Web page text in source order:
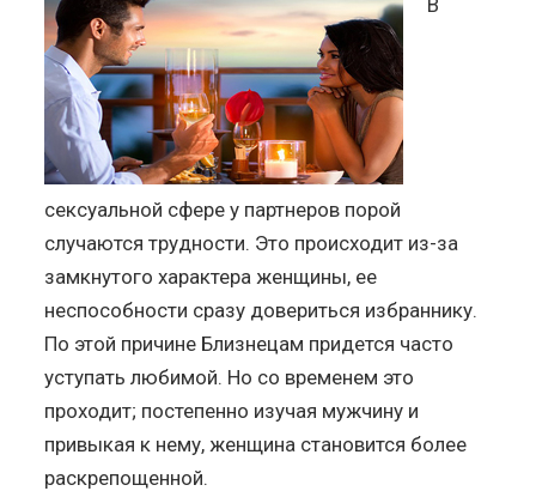
сексуальной сфере у партнеров порой
случаются трудности. Это происходит из-за
замкнутого характера женщины, ее
неспособности сразу довериться избраннику.
По этой причине Близнецам придется часто
уступать любимой. Но со временем это
проходит; постепенно изучая мужчину и
привыкая к нему, женщина становится более
раскрепощенной.